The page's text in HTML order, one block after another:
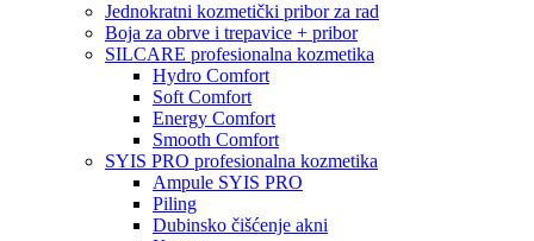
Jednokratni kozmetički pribor za rad
Boja za obrve i trepavice + pribor
SILCARE profesionalna kozmetika
Hydro Comfort
Soft Comfort
Energy Comfort
Smooth Comfort
SYIS PRO profesionalna kozmetika
Ampule SYIS PRO
Piling
Dubinsko čišćenje akni